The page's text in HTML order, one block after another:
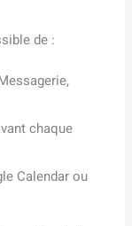
de :
chaque
Calendar ou